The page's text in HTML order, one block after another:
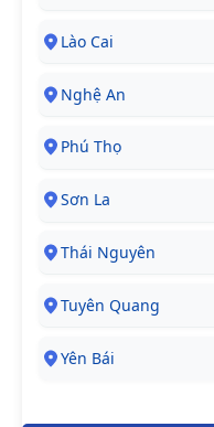
Lào Cai
Nghệ An
Phú Thọ
Sơn La
Thái Nguyên
Tuyên Quang
Yên Bái